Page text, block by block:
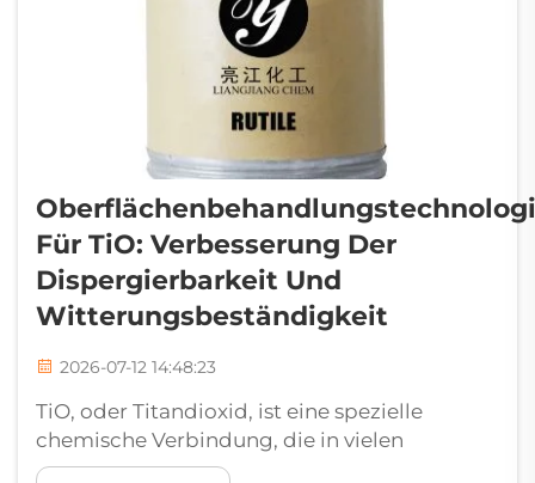
Für TiO: Verbesserung Der
Dispergierbarkeit Und
Witterungsbeständigkeit
2026-07-12 14:48:23
TiO, oder Titandioxid, ist eine spezielle
chemische Verbindung, die in vielen
Produkten verwendet wird. Sie trägt dazu